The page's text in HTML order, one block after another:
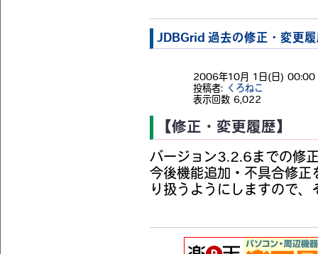
JDBGrid 過去の修正・変更
2006年10月 1日(日) 00:00
投稿者:
くろねこ
表示回数 6,022
【修正・変更履歴】
バージョン3.2.6までの修
今後機能追加・不具合修正
り扱うようにしますので